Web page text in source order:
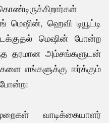
மெஷின், ஹெவி டியூட்டி
மெஷின் போன்ற
தரமான அம்சங்களுடன்
எங்களுக்கு ஈர்க்கும்
போன்ற:
வாடிக்கையாளர்